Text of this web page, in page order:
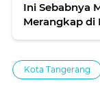
Ini Sebabnya
Merangkap di
Kota Tangerang